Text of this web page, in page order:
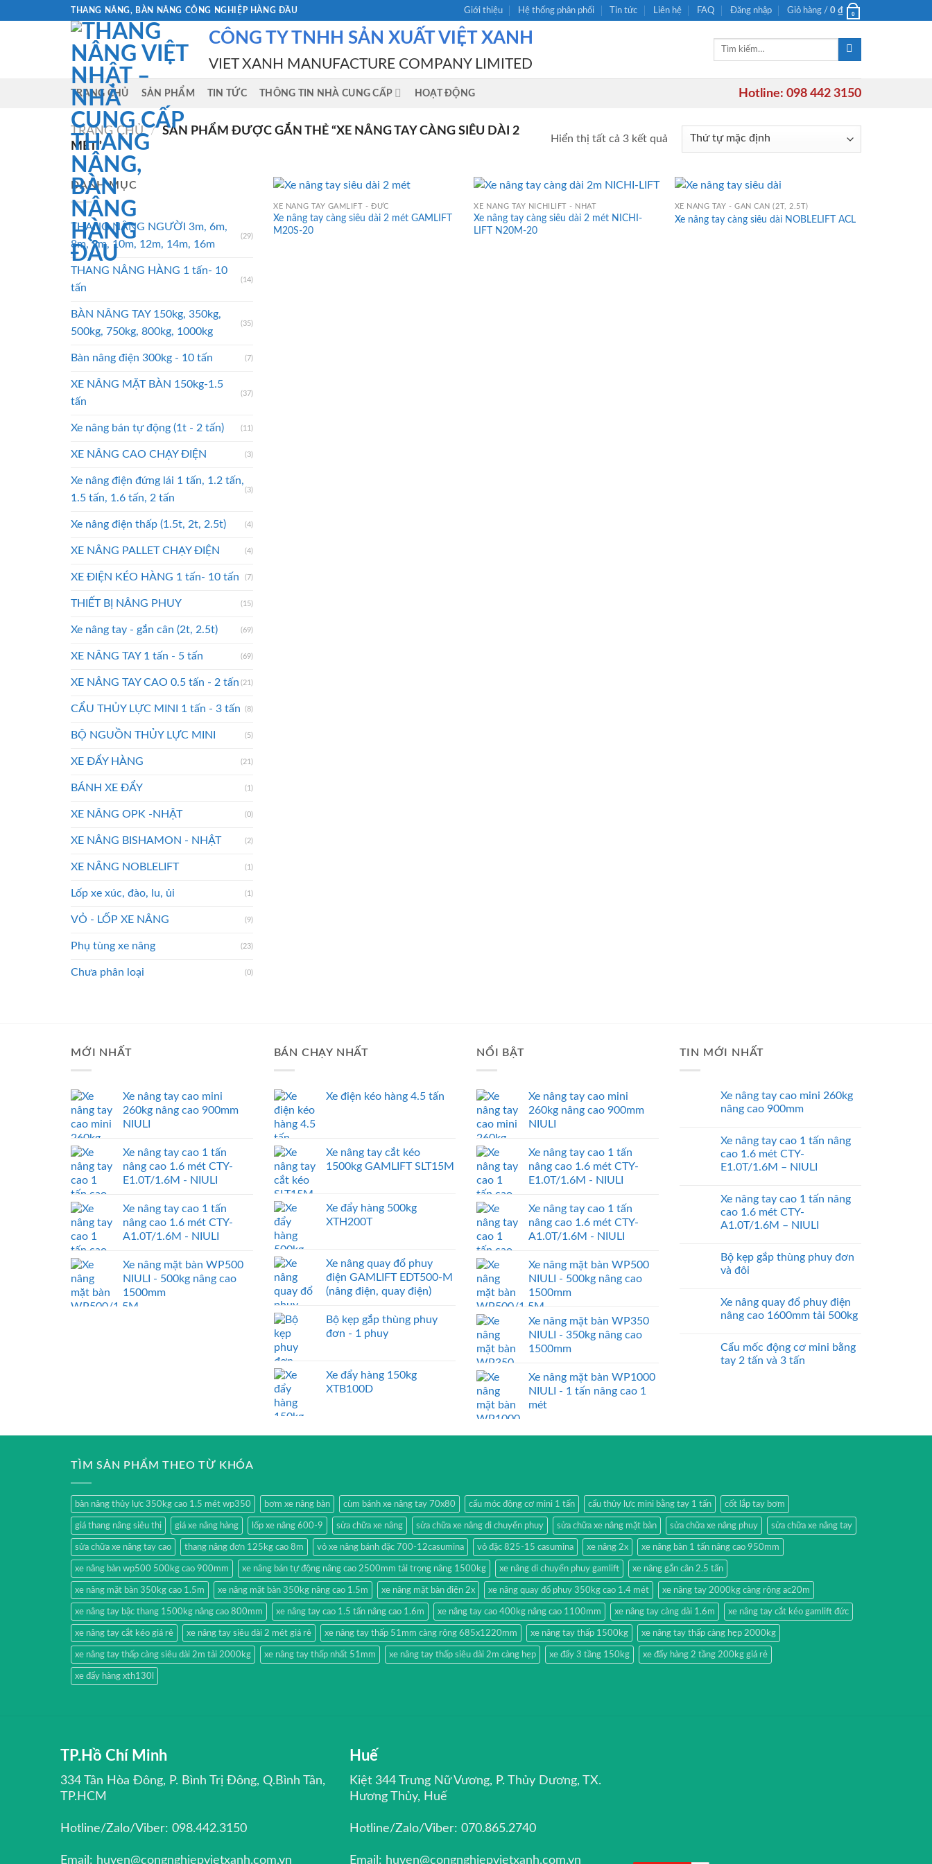
THANG NÂNG, BÀN NÂNG CÔNG NGHIỆP HÀNG ĐẦU Giới thiệu Hệ thống phân phối Tin tức Liên hệ FAQ Đăng nhập Giỏ hàng / 0 ₫ 0
CÔNG TY TNHH SẢN XUẤT VIỆT XANH
VIET XANH MANUFACTURE COMPANY LIMITED
Tìm
TRANG CHỦ SẢN PHẨM TIN TỨC THÔNG TIN NHÀ CUNG CẤP HOẠT ĐỘNG Hotline: 098 442 3150
TRANG CHỦ / SẢN PHẨM ĐƯỢC GẮN THẺ “XE NÂNG TAY CÀNG SIÊU DÀI 2
MÉT”
Hiển thị tất cả 3 kết quả
DANH MỤC
THANG NÂNG NGƯỜI 3m, 6m,
8m, 9m, 10m, 12m, 14m, 16m
(29)
THANG NÂNG HÀNG 1 tấn- 10
tấn
(14)
BÀN NÂNG TAY 150kg, 350kg,
500kg, 750kg, 800kg, 1000kg
(35)
Bàn nâng điện 300kg - 10 tấn (7)
XE NÂNG MẶT BÀN 150kg-1.5
tấn
(37)
Xe nâng bán tự động (1t - 2 tấn) (11)
XE NÂNG CAO CHẠY ĐIỆN (3)
Xe nâng điện đứng lái 1 tấn, 1.2 tấn,
1.5 tấn, 1.6 tấn, 2 tấn
(3)
Xe nâng điện thấp (1.5t, 2t, 2.5t) (4)
XE NÂNG PALLET CHẠY ĐIỆN (4)
XE ĐIỆN KÉO HÀNG 1 tấn- 10 tấn (7)
THIẾT BỊ NÂNG PHUY (15)
Xe nâng tay - gắn cân (2t, 2.5t) (69)
XE NÂNG TAY 1 tấn - 5 tấn (69)
XE NÂNG TAY CAO 0.5 tấn - 2 tấn (21)
CẨU THỦY LỰC MINI 1 tấn - 3 tấn (8)
BỘ NGUỒN THỦY LỰC MINI (5)
XE ĐẨY HÀNG (21)
BÁNH XE ĐẨY (1)
XE NÂNG OPK -NHẬT (0)
XE NÂNG BISHAMON - NHẬT (2)
XE NÂNG NOBLELIFT (1)
Lốp xe xúc, đào, lu, ủi (1)
VỎ - LỐP XE NÂNG (9)
Phụ tùng xe nâng (23)
Chưa phân loại (0)
XE NÂNG TAY GAMLIFT - ĐỨC
Xe nâng tay càng siêu dài 2 mét GAMLIFT
M20S-20
XE NÂNG TAY NICHILIFT - NHẬT
Xe nâng tay càng siêu dài 2 mét NICHI-
LIFT N20M-20
XE NÂNG TAY - GẮN CÂN (2T, 2.5T)
Xe nâng tay càng siêu dài NOBLELIFT ACL
MỚI NHẤT
Xe nâng tay cao mini
260kg nâng cao 900mm
NIULI
Xe nâng tay cao 1 tấn
nâng cao 1.6 mét CTY-
E1.0T/1.6M - NIULI
Xe nâng tay cao 1 tấn
nâng cao 1.6 mét CTY-
A1.0T/1.6M - NIULI
Xe nâng mặt bàn WP500
NIULI - 500kg nâng cao
1500mm
BÁN CHẠY NHẤT
Xe điện kéo hàng 4.5 tấn
Xe nâng tay cắt kéo
1500kg GAMLIFT SLT15M
Xe đẩy hàng 500kg
XTH200T
Xe nâng quay đổ phuy
điện GAMLIFT EDT500-M
(nâng điện, quay điện)
Bộ kẹp gắp thùng phuy
đơn - 1 phuy
Xe đẩy hàng 150kg
XTB100D
NỔI BẬT
Xe nâng tay cao mini
260kg nâng cao 900mm
NIULI
Xe nâng tay cao 1 tấn
nâng cao 1.6 mét CTY-
E1.0T/1.6M - NIULI
Xe nâng tay cao 1 tấn
nâng cao 1.6 mét CTY-
A1.0T/1.6M - NIULI
Xe nâng mặt bàn WP500
NIULI - 500kg nâng cao
1500mm
Xe nâng mặt bàn WP350
NIULI - 350kg nâng cao
1500mm
Xe nâng mặt bàn WP1000
NIULI - 1 tấn nâng cao 1
mét
TIN MỚI NHẤT
Xe nâng tay cao mini 260kg
nâng cao 900mm
Xe nâng tay cao 1 tấn nâng
cao 1.6 mét CTY-
E1.0T/1.6M – NIULI
Xe nâng tay cao 1 tấn nâng
cao 1.6 mét CTY-
A1.0T/1.6M – NIULI
Bộ kẹp gắp thùng phuy đơn
và đôi
Xe nâng quay đổ phuy điện
nâng cao 1600mm tải 500kg
Cẩu mốc động cơ mini bằng
tay 2 tấn và 3 tấn
TÌM SẢN PHẨM THEO TỪ KHÓA
bàn nâng thủy lực 350kg cao 1.5 mét wp350 bơm xe nâng bàn cùm bánh xe nâng tay 70x80 cẩu móc động cơ mini 1 tấn cẩu thủy lực mini bằng tay 1 tấn cốt lắp tay bơm
giá thang nâng siêu thị giá xe nâng hàng lốp xe nâng 600-9 sửa chữa xe nâng sửa chữa xe nâng di chuyển phuy sửa chữa xe nâng mặt bàn sửa chữa xe nâng phuy sửa chữa xe nâng tay
sửa chữa xe nâng tay cao thang nâng đơn 125kg cao 8m vỏ xe nâng bánh đặc 700-12casumina vỏ đặc 825-15 casumina xe nâng 2x xe nâng bàn 1 tấn nâng cao 950mm
xe nâng bàn wp500 500kg cao 900mm xe nâng bán tự động nâng cao 2500mm tải trọng nâng 1500kg xe nâng di chuyển phuy gamlift xe nâng gắn cân 2.5 tấn
xe nâng mặt bàn 350kg cao 1.5m xe nâng mặt bàn 350kg nâng cao 1.5m xe nâng mặt bàn điện 2x xe nâng quay đổ phuy 350kg cao 1.4 mét xe nâng tay 2000kg càng rộng ac20m
xe nâng tay bậc thang 1500kg nâng cao 800mm xe nâng tay cao 1.5 tấn nâng cao 1.6m xe nâng tay cao 400kg nâng cao 1100mm xe nâng tay càng dài 1.6m xe nâng tay cắt kéo gamlift đức
xe nâng tay cắt kéo giá rẻ xe nâng tay siêu dài 2 mét giá rẻ xe nâng tay thấp 51mm càng rộng 685x1220mm xe nâng tay thấp 1500kg xe nâng tay thấp càng hẹp 2000kg
xe nâng tay thấp càng siêu dài 2m tải 2000kg xe nâng tay thấp nhất 51mm xe nâng tay thấp siêu dài 2m càng hẹp xe đẩy 3 tầng 150kg xe đẩy hàng 2 tầng 200kg giá rẻ
xe đẩy hàng xth130l
TP.Hồ Chí Minh
334 Tân Hòa Đông, P. Bình Trị Đông, Q.Bình Tân,
TP.HCM
Hotline/Zalo/Viber: 098.442.3150
Email: huyen@congnghiepvietxanh.com.vn
Huế
Kiệt 344 Trưng Nữ Vương, P. Thủy Dương, TX.
Hương Thủy, Huế
Hotline/Zalo/Viber: 070.865.2740
Email: huyen@congnghiepvietxanh.com.vn